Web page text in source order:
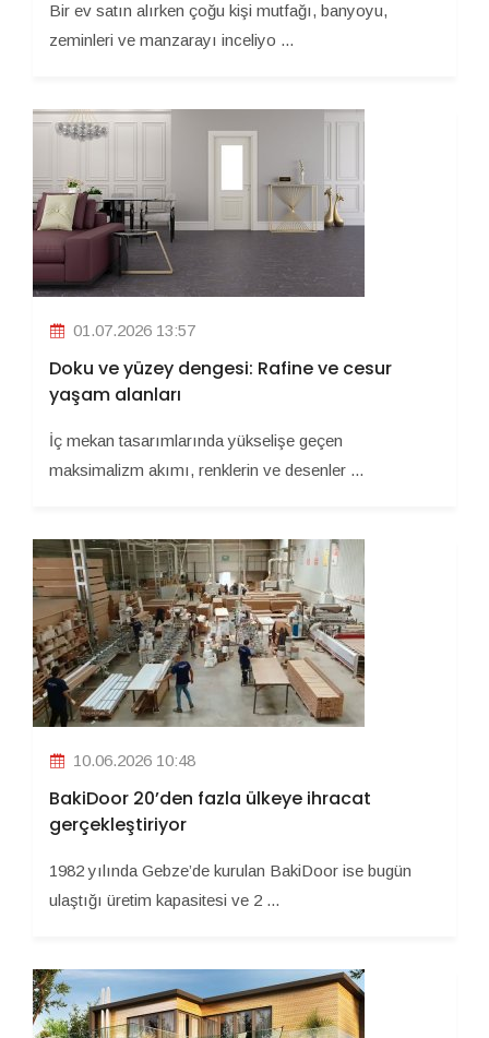
Bir ev satın alırken çoğu kişi mutfağı, banyoyu,
zeminleri ve manzarayı inceliyo ...
01.07.2026 13:57
Doku ve yüzey dengesi: Rafine ve cesur
yaşam alanları
İç mekan tasarımlarında yükselişe geçen
maksimalizm akımı, renklerin ve desenler ...
10.06.2026 10:48
BakiDoor 20’den fazla ülkeye ihracat
gerçekleştiriyor
1982 yılında Gebze’de kurulan BakiDoor ise bugün
ulaştığı üretim kapasitesi ve 2 ...